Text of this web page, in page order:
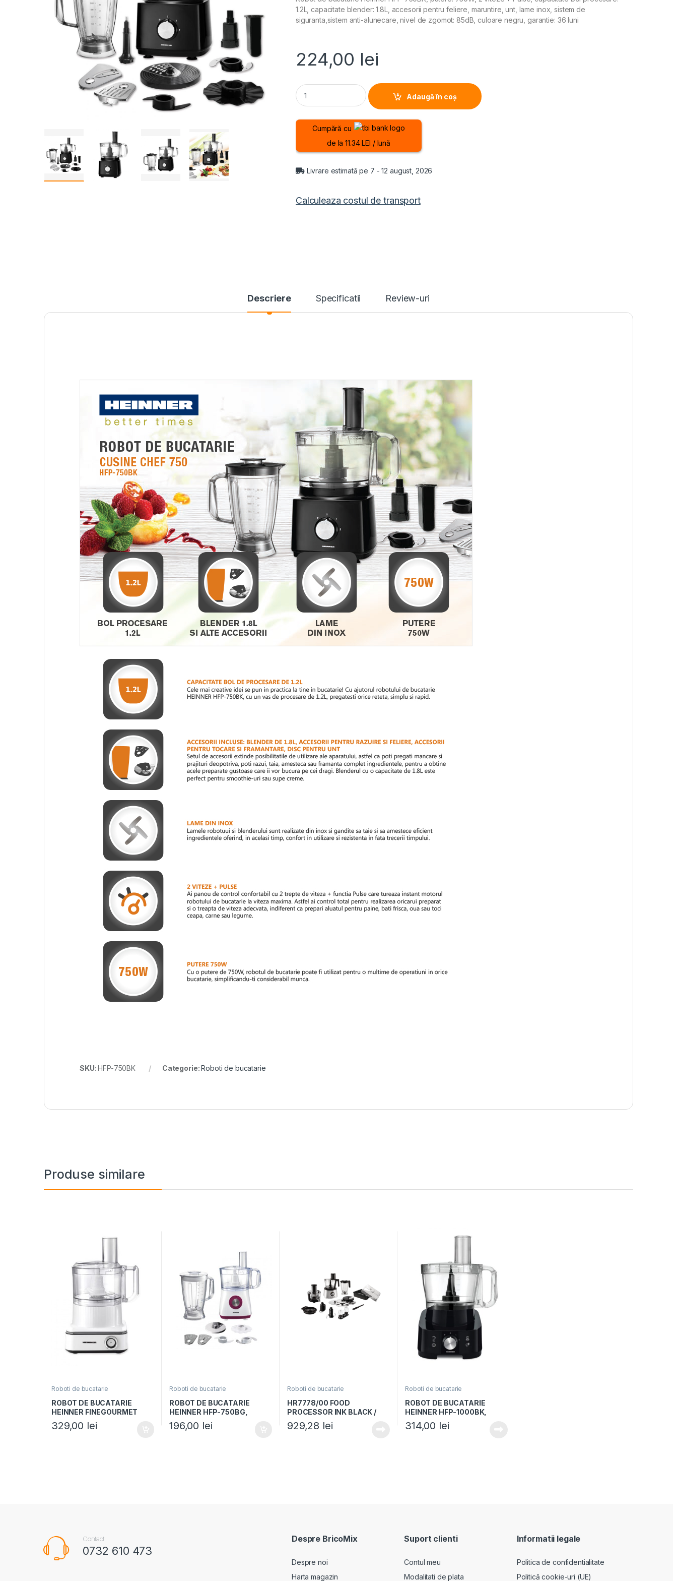
1.2L, capacitate blender: 1.8L, accesorii pentru feliere, maruntire, unt, lame inox, sistem de
siguranta,sistem anti-alunecare, nivel de zgomot: 85dB, culoare negru, garantie: 36 luni
224,00 lei
ROBOT DE BUCATARIE HEINNER HFP-750BK, Putere 750W, Bol 1.2L, Blender 1.8L, 4 discuri, Negru quantity
Adaugă în coș
Cumpără cu
de la 11.34 LEI / lună
Livrare estimată pe 7 - 12 august, 2026
Calculeaza costul de transport
Descriere Specificatii Review-uri
SKU:HFP-750BK Categorie:Roboti de bucatarie
Produse similare
Roboti de bucatarie
ROBOT DE BUCATARIE
HEINNER FINEGOURMET
HFP-K1000WP, Putere
1000W, 6 viteze+pulse, Bol
329,00 lei
Roboti de bucatarie
ROBOT DE BUCATARIE
HEINNER HFP-750BG,
Putere 750W, Bol 1.2L,
Blender 1.8L, 4 discuri,
196,00 lei
Roboti de bucatarie
HR7778/00 FOOD
PROCESSOR INK BLACK /
MET
929,28 lei
Roboti de bucatarie
ROBOT DE BUCATARIE
HEINNER HFP-1000BK,
Putere 1000W, Blender si
rasnita incluse, Capacitate
314,00 lei
Contact
0732 610 473
Despre BricoMix
Despre noi
Harta magazin
Suport clienti
Contul meu
Modalitati de plata
Informatii legale
Politica de confidentialitate
Politică cookie-uri (UE)